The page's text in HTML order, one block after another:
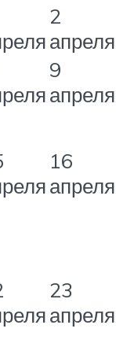
2
апреля
9
апреля
16
апреля
23
апреля